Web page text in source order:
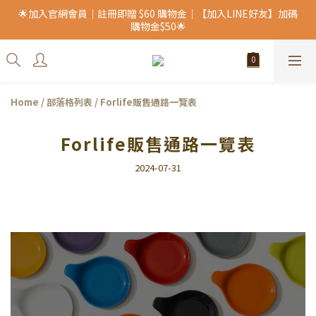
🌟加入官網會員｜註冊即贈 $60 購物金｜【加入LINE好友】加碼
購物金$50🌟
Home / 部落格列表 / Forlife販售通路一覽表
Forlife販售通路一覽表
2024-07-31